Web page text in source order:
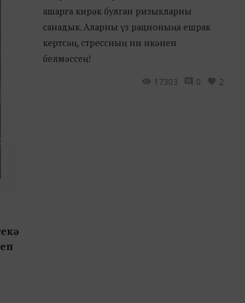
ашарга кирәк булган ризыкларны
санадык. Аларны үз рационыңа ешрак
кертсәң, стрессның ни икәнен
белмәссең!
17303
0 2